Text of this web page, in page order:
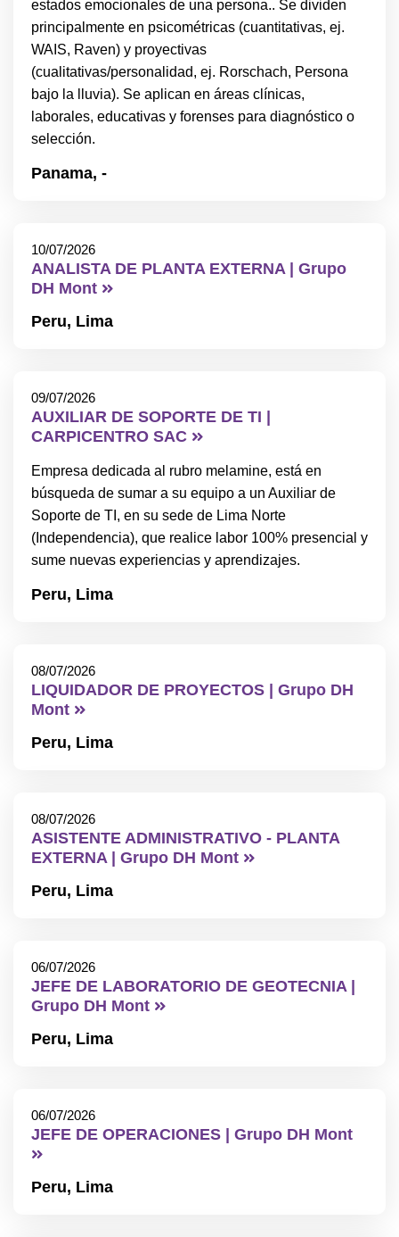
estados emocionales de una persona.. Se dividen
principalmente en psicométricas (cuantitativas, ej.
WAIS, Raven) y proyectivas
(cualitativas/personalidad, ej. Rorschach, Persona
bajo la lluvia). Se aplican en áreas clínicas,
laborales, educativas y forenses para diagnóstico o
selección.
Panama, -
10/07/2026
ANALISTA DE PLANTA EXTERNA | Grupo
DH Mont
Peru, Lima
09/07/2026
AUXILIAR DE SOPORTE DE TI |
CARPICENTRO SAC
Empresa dedicada al rubro melamine, está en
búsqueda de sumar a su equipo a un Auxiliar de
Soporte de TI, en su sede de Lima Norte
(Independencia), que realice labor 100% presencial y
sume nuevas experiencias y aprendizajes.
Peru, Lima
08/07/2026
LIQUIDADOR DE PROYECTOS | Grupo DH
Mont
Peru, Lima
08/07/2026
ASISTENTE ADMINISTRATIVO - PLANTA
EXTERNA | Grupo DH Mont
Peru, Lima
06/07/2026
JEFE DE LABORATORIO DE GEOTECNIA |
Grupo DH Mont
Peru, Lima
06/07/2026
JEFE DE OPERACIONES | Grupo DH Mont
Peru, Lima